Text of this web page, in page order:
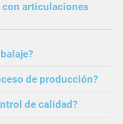
articulaciones
de producción?
de calidad?